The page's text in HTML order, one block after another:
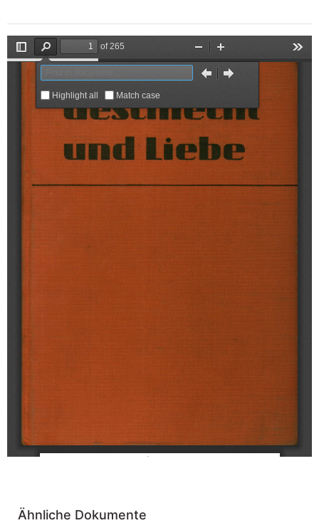
Ähnliche Dokumente